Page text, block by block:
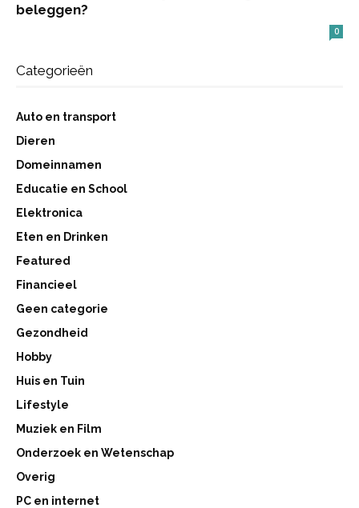
beleggen?
0
Categorieën
Auto en transport
Dieren
Domeinnamen
Educatie en School
Elektronica
Eten en Drinken
Featured
Financieel
Geen categorie
Gezondheid
Hobby
Huis en Tuin
Lifestyle
Muziek en Film
Onderzoek en Wetenschap
Overig
PC en internet